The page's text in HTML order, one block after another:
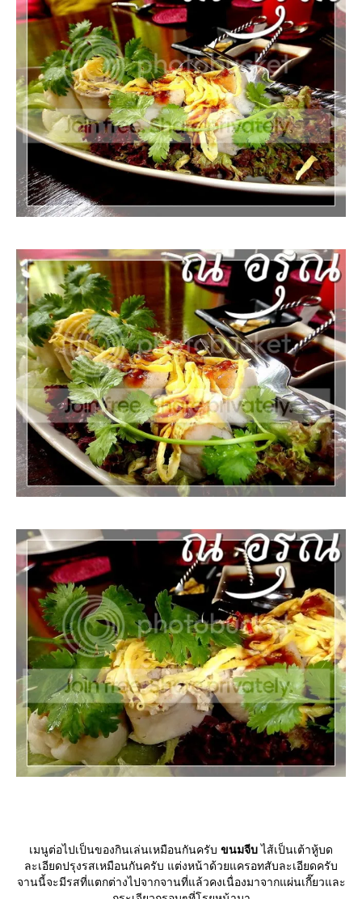
เมนูต่อไปเป็นของกินเล่นเหมือนกันครับ ขนมจีบไส้เป็นเต้าหู้บด
ละเอียดปรุงรสเหมือนกันครับ แต่งหน้าด้วยแครอทสับละเอียดครับ
จานนี้จะมีรสที่แตกต่างไปจากจานที่แล้วคงเนื่องมาจากแผ่นเกี๊ยวและ